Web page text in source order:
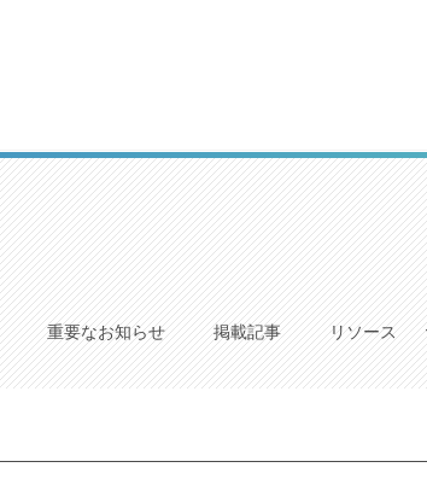
重要なお知らせ 掲載記事 リソース